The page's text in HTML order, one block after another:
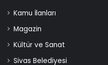
Kamu İlanları
Magazin
Kültür ve Sanat
Sivas Belediyesi